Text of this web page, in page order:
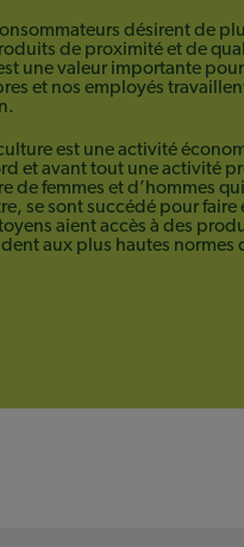
désirent de
de proximité et de
une valeur importante
et nos employés
est une activité
et avant tout une activité
de femmes et d’hommes
se sont succédé pour faire
aient accès à des
aux plus hautes normes